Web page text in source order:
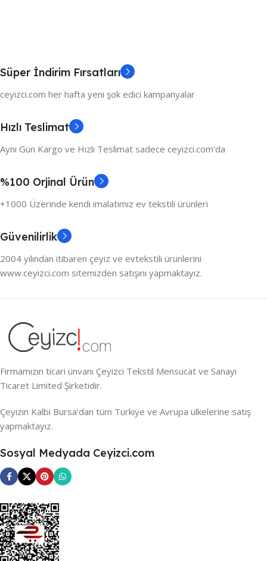
Süper İndirim Fırsatları
ceyizci.com her hafta yeni şok edici kampanyalar
Hızlı Teslimat
Aynı Gün Kargo ve Hızlı Teslimat sadece ceyizci.com'da
%100 Orjinal Ürün
+1000 Üzerinde kendi imalatımız ev tekstili ürünleri
Güvenilirlik
2004 yılından itibaren çeyiz ve evtekstili ürünlerini
www.ceyizci.com sitemizden satışını yapmaktayız.
Firmamızın ticari ünvanı Çeyizci Tekstil Mensucat ve Sanayi
Ticaret Limited Şirketidir.
Çeyizin Kalbi Bursa’dan tüm Türkiye ve Avrupa ülkelerine satış
yapmaktayız.
Sosyal Medyada Ceyizci.com